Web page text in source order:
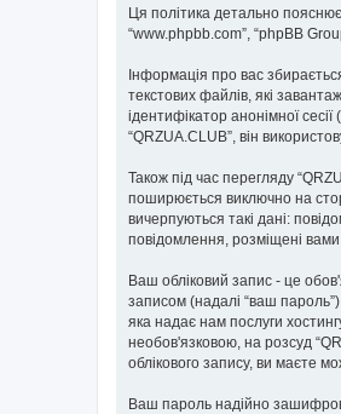
Ця політика детально
“www.phpbb.com”, “phpBB
Інформація про вас
текстових файлів, які
ідентифікатор анонімної
“QRZUA.CLUB”, він
Також під час перегляду
поширюється виключно на
вичерпуються такі дані:
повідомлення, розміщені вами
Ваш обліковий запис - це
записом (надалі “ваш
яка надає нам послуги
необов'язковою, на розсуд
облікового запису, ви маєте
Ваш пароль надійно